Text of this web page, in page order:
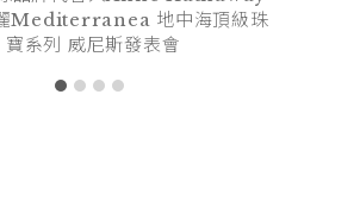
Mediterranea 地中海頂級珠
寶系列 威尼斯發表會